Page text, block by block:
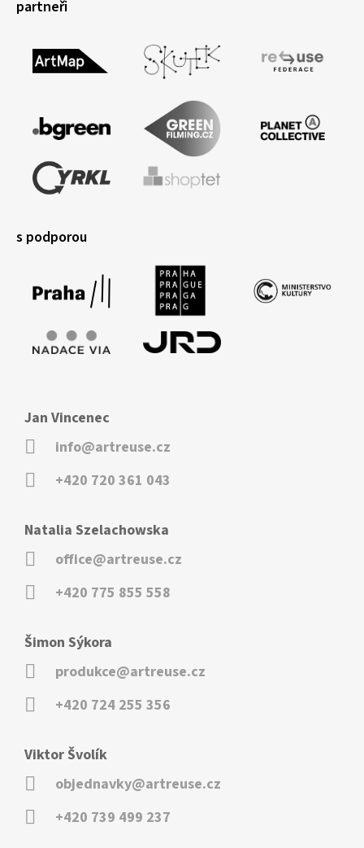
partneři
s podporou
Jan Vincenec
info@artreuse.cz
+420 720 361 043
Natalia Szelachowska
office@artreuse.cz
+420 775 855 558
Šimon Sýkora
produkce@artreuse.cz
+420 724 255 356
Viktor Švolík
objednavky@artreuse.cz
+420 739 499 237